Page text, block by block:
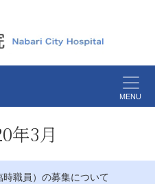
MENU
年3月
職員）の募集について